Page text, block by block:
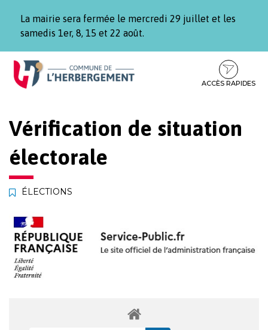
La mairie sera fermée le mercredi 29 juillet et les
samedis 1er, 8, 15 et 22 août.
Aller
Aller
contenu
Aller
pied
ACCÈS RAPIDES
Vérification de situation
électorale
ÉLECTIONS